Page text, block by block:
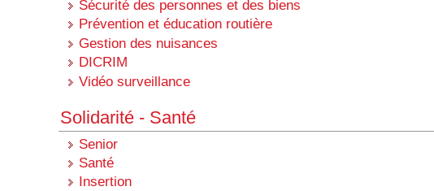
Sécurité des personnes et des biens
Prévention et éducation routière
Gestion des nuisances
DICRIM
Vidéo surveillance
Solidarité - Santé
Senior
Santé
Insertion